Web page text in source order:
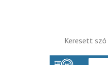
Keresett szó